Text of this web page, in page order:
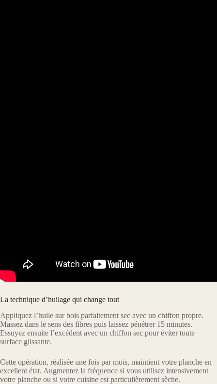
La technique d’huilage qui change tout
Appliquez l’huile sur bois parfaitement sec avec un chiffon propre.
Massez dans le sens des fibres puis laissez pénétrer 15 minutes.
Essuyez ensuite l’excédent avec un chiffon sec pour éviter toute
surface glissante.
Cette opération, réalisée une fois par mois, maintient votre planche en
excellent état. Augmentez la fréquence si vous utilisez intensivement
votre planche ou si votre cuisine est particulièrement sèche.